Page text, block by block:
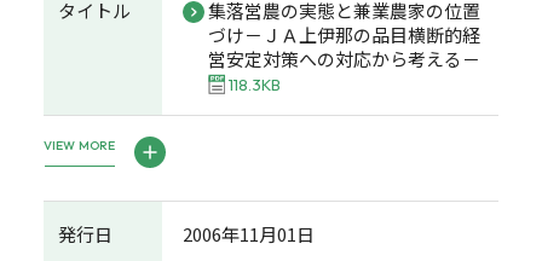
タイトル
集落営農の実態と兼業農家の位置
づけ－ＪＡ上伊那の品目横断的経
営安定対策への対応から考える－
118.3KB
VIEW MORE
発行日 2006年11月01日